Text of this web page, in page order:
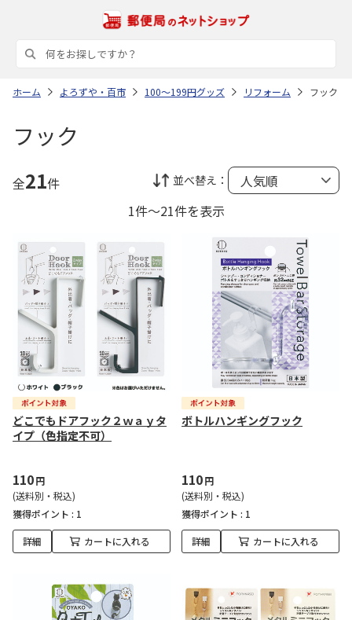
ホーム よろずや・百市 100～199円グッズ リフォーム フック
フック
全21件 並べ替え：
1件～21件を表示
どこでもドアフック２ｗａｙタ
イプ（色指定不可）
110円
(送料別・税込)
獲得ポイント : 1
詳細 カートに入れる
ボトルハンギングフック
110円
(送料別・税込)
獲得ポイント : 1
詳細 カートに入れる